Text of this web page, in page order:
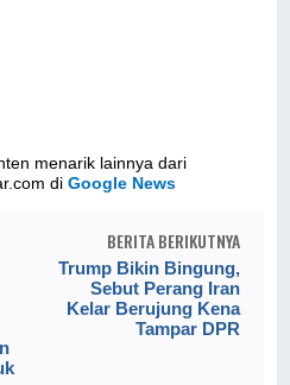
menarik lainnya dari
diGoogle News
BERITA BERIKUTNYA
Trump Bikin Bingung,
Sebut Perang Iran
Kelar Berujung Kena
Tampar DPR